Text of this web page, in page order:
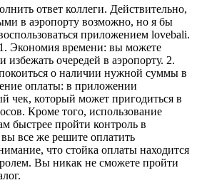
ответ коллеги. Действительно,
в аэропорту возможно, но я бы
приложением lovebali.
Экономия времени: вы можете
избежать очередей в аэропорту. 2.
о наличии нужной суммы в
оплаты: в приложении
чек, который может пригодиться в
Кроме того, использование
быстрее пройти контроль в
все же решите оплатить
что стойка оплаты находится
Вы никак не сможете пройти